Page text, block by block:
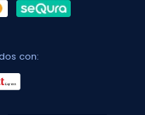
con: